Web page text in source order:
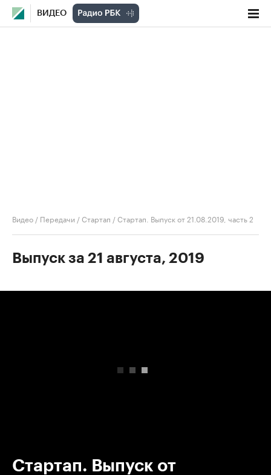
ВИДЕО
Видео / Передачи /Стартап /Стартап. Выпуск от 21.08.2019, часть 2
Выпуск за 21 августа, 2019
Стартап. Выпуск от